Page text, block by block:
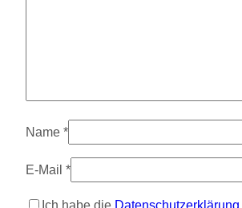
Name *
E-Mail *
Ich habe die Datenschutzerklärung